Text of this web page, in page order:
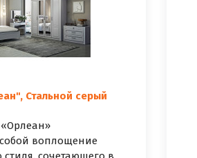
Стальной серый
собой воплощение